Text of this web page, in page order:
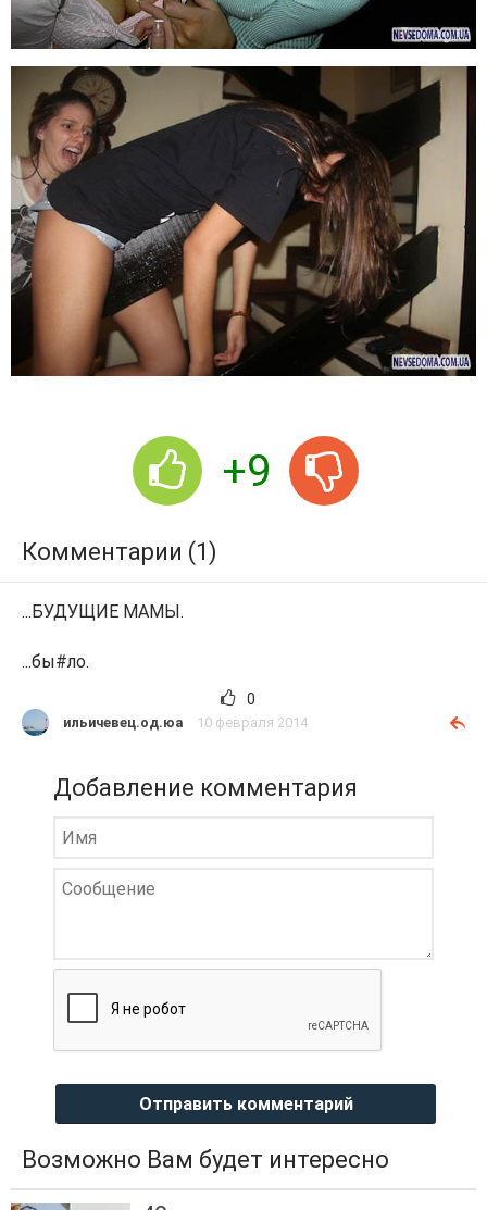
+9
Комментарии (1)
...БУДУЩИЕ МАМЫ.
...бы#ло.
0
ильичевец.од.юа 10 февраля 2014
Добавление комментария
Отправить комментарий
Возможно Вам будет интересно